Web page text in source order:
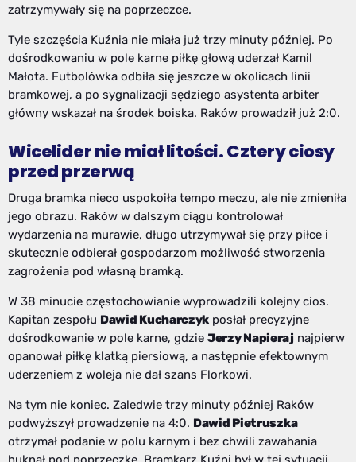
zatrzymywały się na poprzeczce.
Tyle szczęścia Kuźnia nie miała już trzy minuty później. Po
dośrodkowaniu w pole karne piłkę głową uderzał Kamil
Małota. Futbolówka odbiła się jeszcze w okolicach linii
bramkowej, a po sygnalizacji sędziego asystenta arbiter
główny wskazał na środek boiska. Raków prowadził już 2:0.
Wicelider nie miał litości. Cztery ciosy
przed przerwą
Druga bramka nieco uspokoiła tempo meczu, ale nie zmieniła
jego obrazu. Raków w dalszym ciągu kontrolował
wydarzenia na murawie, długo utrzymywał się przy piłce i
skutecznie odbierał gospodarzom możliwość stworzenia
zagrożenia pod własną bramką.
W 38 minucie częstochowianie wyprowadzili kolejny cios.
Kapitan zespołu Dawid Kucharczyk posłał precyzyjne
dośrodkowanie w pole karne, gdzie Jerzy Napieraj najpierw
opanował piłkę klatką piersiową, a następnie efektownym
uderzeniem z woleja nie dał szans Florkowi.
Na tym nie koniec. Zaledwie trzy minuty później Raków
podwyższył prowadzenie na 4:0. Dawid Pietruszka
otrzymał podanie w polu karnym i bez chwili zawahania